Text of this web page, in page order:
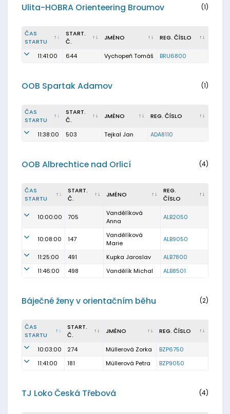
Ulita-HOBRA Orienteering Broumov (1)
ČAS
STARTU
START.
Č.
JMÉNO REG. ČÍSLO
11:41:00 644 Vychopeň Tomáš BRU6800
OOB Spartak Adamov (1)
ČAS
STARTU
START.
Č.
JMÉNO REG. ČÍSLO
11:38:00 503 Tejkal Jan ADA8110
OOB Albrechtice nad Orlicí (4)
ČAS
STARTU
START.
Č.
JMÉNO
REG.
ČÍSLO
10:00:00 705
Vandělíková
Anna
ALB2050
10:08:00 147
Vandělíková
Marie
ALB9050
11:25:00 491 Kupka Jaroslav
ALB7800
11:46:00
498 Vandělík Michal ALB8501
Báječné ženy v orientačním běhu (2)
ČAS
STARTU
START.
Č.
JMÉNO REG. ČÍSLO
10:03:00 274 Müllerová Zorka
BZP6750
11:41:00
181 Müllerová Petra BZP9050
TJ Loko Česká Třebová (4)